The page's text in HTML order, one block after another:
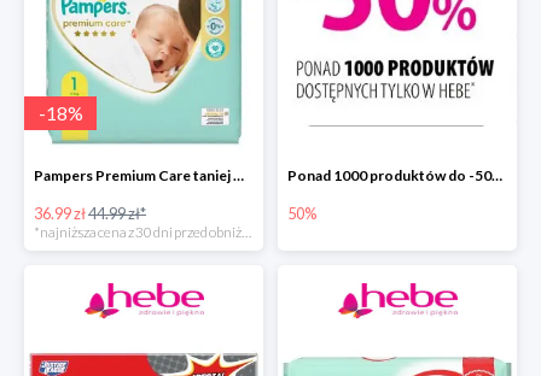
-18%
Pampers Premium Care taniej w hebe.pl
36.99 zł44.99 zł*
*najniższa cena z 30 dni przed obniżką
Ponad 1000 produktów do -50% taniej
50%